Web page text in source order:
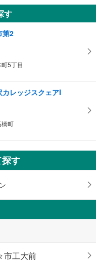
す
第2
5丁目
レッジスクェアI
橋町
す
市工大前